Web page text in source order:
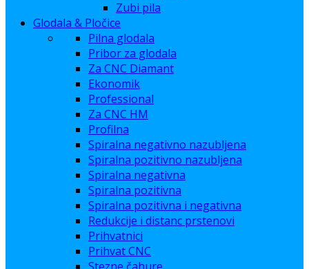
Zubi pila
Glodala & Pločice
Pilna glodala
Pribor za glodala
Za CNC Diamant
Ekonomik
Professional
Za CNC HM
Profilna
Spiralna negativno nazubljena
Spiralna pozitivno nazubljena
Spiralna negativna
Spiralna pozitivna
Spiralna pozitivna i negativna
Redukcije i distanc prstenovi
Prihvatnici
Prihvat CNC